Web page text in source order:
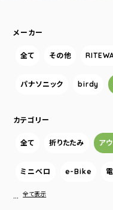
メーカー
全て その他
パナソニック birdy
カテゴリー
全て 折りたたみ ア
ミニベロ e-Bike
… 全て表示